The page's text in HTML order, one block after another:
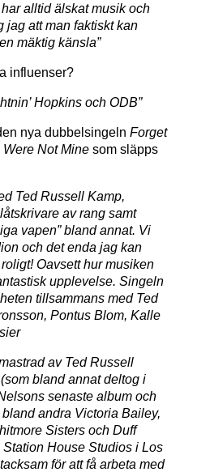
alltid älskat musik och
jag att man faktiskt kan
mäktig känsla”
influenser?
Hopkins och ODB”
nya dubbelsingelnForget
Were Not Mine som släpps
Ted Russell Kamp,
av rang samt
vapen” bland annat. Vi
och det enda jag kan
Oavsett hur musiken
upplevelse. Singeln
tillsammans med Ted
Pontus Blom, Kalle
av Ted Russell
bland annat deltog i
senaste album och
andra Victoria Bailey,
Sisters och Duff
House Studios i Los
för att få arbeta med